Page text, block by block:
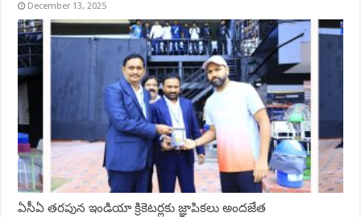
December 13, 2025
ఏసీఏ త‌రపున ఇండియా క్రికెటర్లకు జ్ఞాపికలు అందజేత